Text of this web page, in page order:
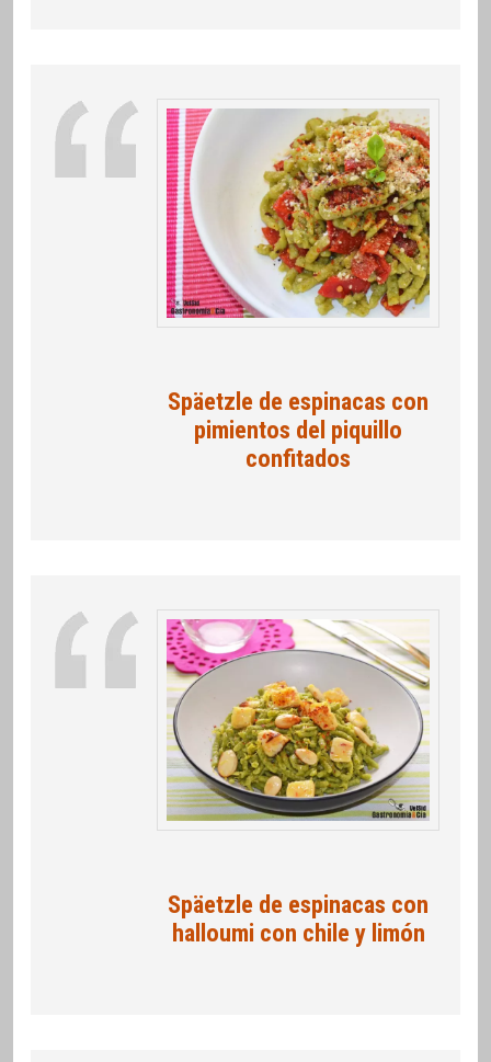
Späetzle de espinacas con
pimientos del piquillo
confitados
Späetzle de espinacas con
halloumi con chile y limón